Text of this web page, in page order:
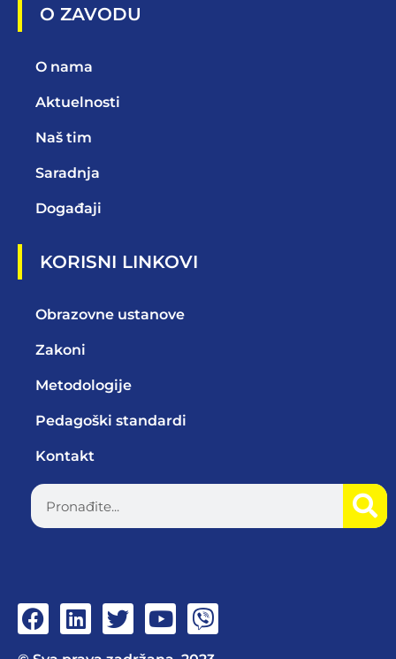
O ZAVODU
O nama
Aktuelnosti
Naš tim
Saradnja
Događaji
KORISNI LINKOVI
Obrazovne ustanove
Zakoni
Metodologije
Pedagoški standardi
Kontakt